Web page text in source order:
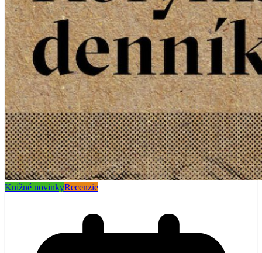
Knižné novinkyRecenzie